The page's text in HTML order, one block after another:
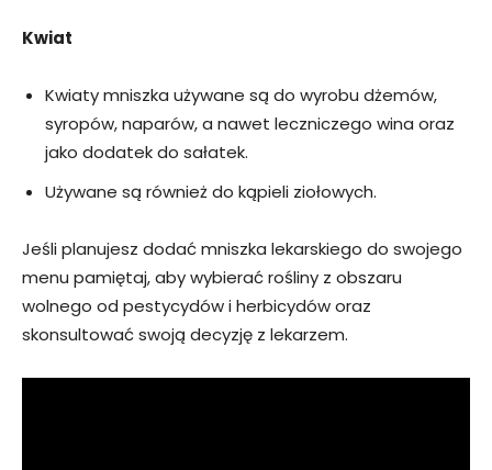
Kwiat
Kwiaty mniszka używane są do wyrobu dżemów,
syropów, naparów, a nawet leczniczego wina oraz
jako dodatek do sałatek.
Używane są również do kąpieli ziołowych.
Jeśli planujesz dodać mniszka lekarskiego do swojego
menu pamiętaj, aby wybierać rośliny z obszaru
wolnego od pestycydów i herbicydów oraz
skonsultować swoją decyzję z lekarzem.